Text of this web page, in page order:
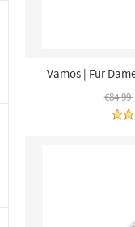
Vamos | Fur
€84.99